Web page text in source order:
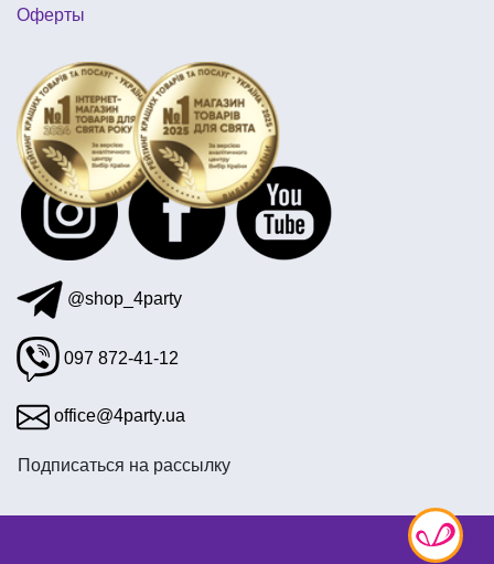
универсальные воздушные шары
день рождение в стиле свинка пеппа
день рождения в стиле кукол лол
гирлянды бумажные
Оферты
@shop_4party
097 872-41-12
office@4party.ua
Подписаться на рассылку